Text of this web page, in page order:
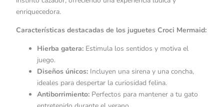
enriquecedora.
Características destacadas de los juguetes Croci Mermaid:
Hierba gatera: Estimula los sentidos y motiva el
juego.
Diseños únicos: Incluyen una sirena y una concha,
ideales para despertar la curiosidad felina.
Antiborrimiento: Perfectos para mantener a tu gato